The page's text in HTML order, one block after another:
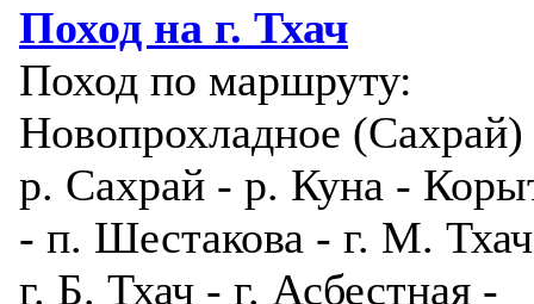
Поход на г. Тхач
Поход по маршруту:
Новопрохладное
р. Сахрай - р. Куна -
- п. Шестакова - г. М.
г. Б. Тхач - г. Асбестная -